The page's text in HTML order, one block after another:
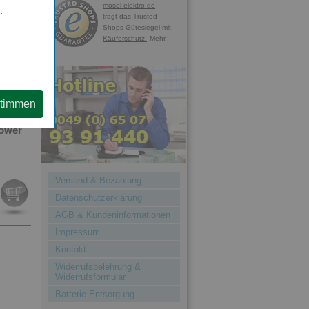
mosel-elektro.de
trägt das Trusted
Shops Gütesiegel mit
Käuferschutz.
Mehr...
Versand & Bezahlung
Datenschutzerklärung
AGB & Kundeninformationen
Impressum
Kontakt
Widerrufsbelehrung &
Widerrufsformular
Batterie Entsorgung